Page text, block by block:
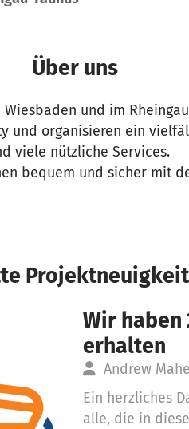
Über uns
und im
und organisieren ein
viele nützliche Services.
bequem und sicher mit
Projektneuigkeit
Wir haben
erhalten
Andrew
Ein herzliches
alle, die in